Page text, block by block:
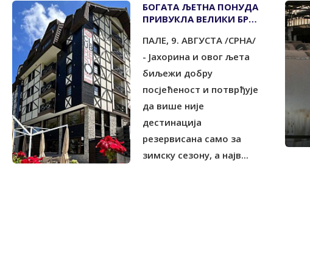
БОГАТА ЉЕТНА ПОНУДА
ПРИВУКЛА ВЕЛИКИ БРОЈ
РЕГИОНА
ПАЛЕ, 9. АВГУСТА /СРНА/
- Јахорина и овог љета
биљежи добру
посјећеност и потврђује
да више није
дестинација
резервисана само за
зимску сезону, а најв...